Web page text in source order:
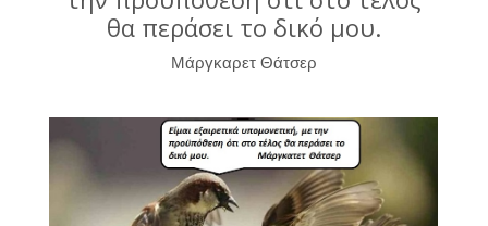
θα περάσει το δικό μου.
Μάργκαρετ Θάτσερ